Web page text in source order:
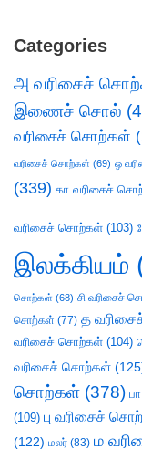
Categories
அ வரிசைச்
இணைச் சொல்
வரிசைச் சொற்கள்
வரிசைச் சொற்கள் (69) ஒ
(339) கா வரிசைச்
வரிசைச் சொற்கள் (103)
இலக்கியம்
சொற்கள் (68) சி வரிசைச்
சொற்கள் (77) த
வரிசைச் சொற்கள் (104)
வரிசைச் சொற்கள்
சொற்கள் (378)
(109) பு வரிசைச்
(122) மலர் (83) ம